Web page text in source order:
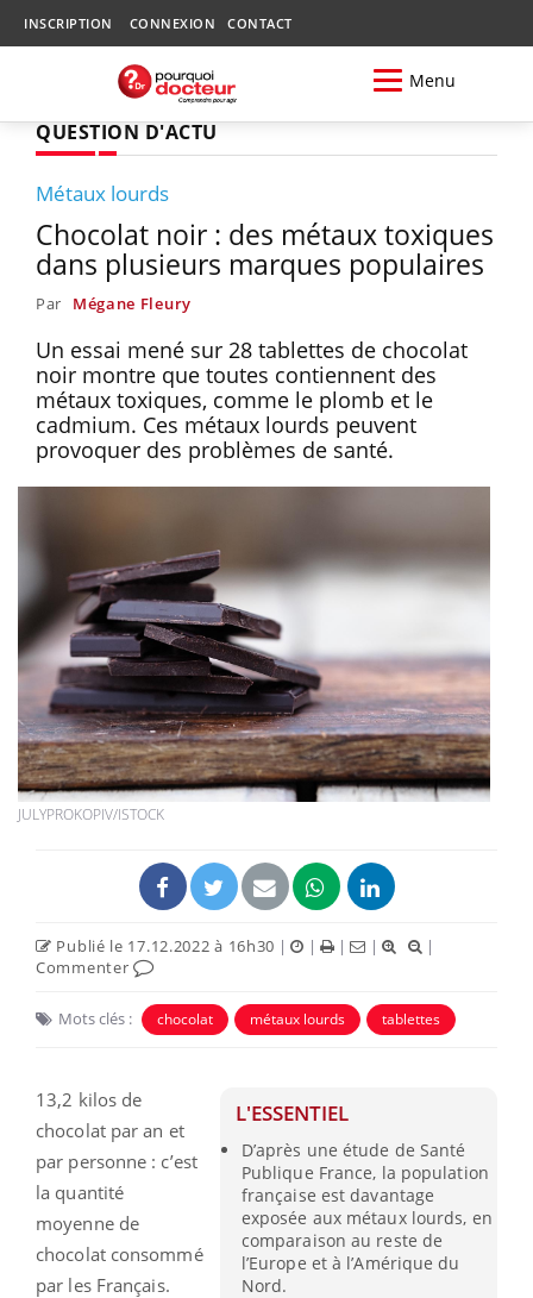
INSCRIPTION CONNEXION CONTACT
Menu
QUESTION D'ACTU
Métaux lourds
Chocolat noir : des métaux toxiques
dans plusieurs marques populaires
Par Mégane Fleury
Un essai mené sur 28 tablettes de chocolat
noir montre que toutes contiennent des
métaux toxiques, comme le plomb et le
cadmium. Ces métaux lourds peuvent
provoquer des problèmes de santé.
JULYPROKOPIV/ISTOCK
Publié le 17.12.2022 à 16h30 | | | |
|
Commenter
Mots clés : chocolat métaux lourds tablettes
L'ESSENTIEL
D’après une étude de Santé
Publique France, la population
française est davantage
exposée aux métaux lourds, en
comparaison au reste de
l’Europe et à l’Amérique du
Nord.
13,2 kilos de
chocolat par an et
par personne : c’est
la quantité
moyenne de
chocolat consommé
par les Français.